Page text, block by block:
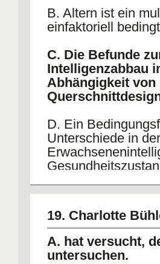
B. Altern ist ein
einfaktoriell
C. Die Befunde
Intelligenzabbau
Abhängigkeit von
D. Ein
Unterschiede in
Korrelation.
E. Der
interindividuellen
19. Charlotte
A. hat versucht,
untersuchen.